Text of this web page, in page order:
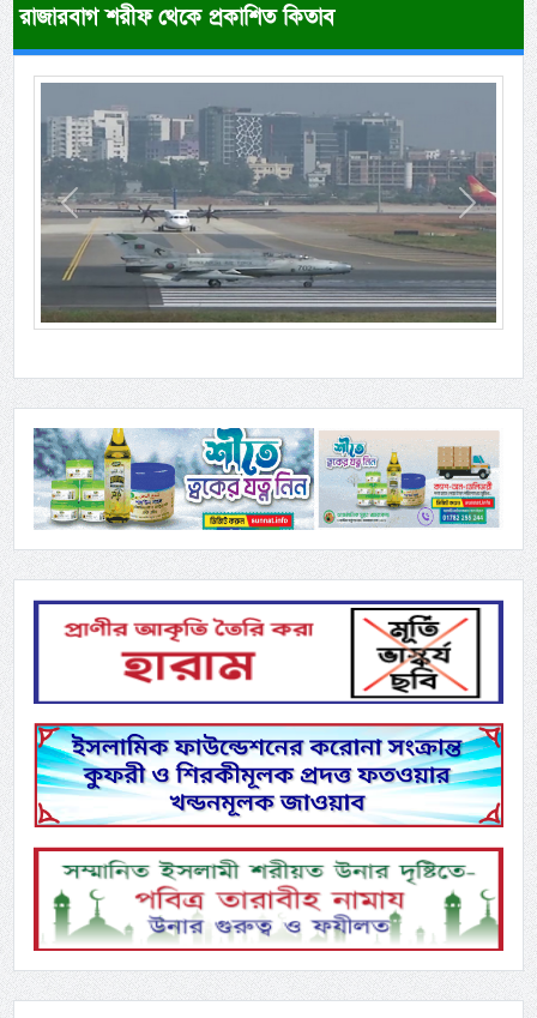
রাজারবাগ শরীফ থেকে প্রকাশিত কিতাব
Previous Next